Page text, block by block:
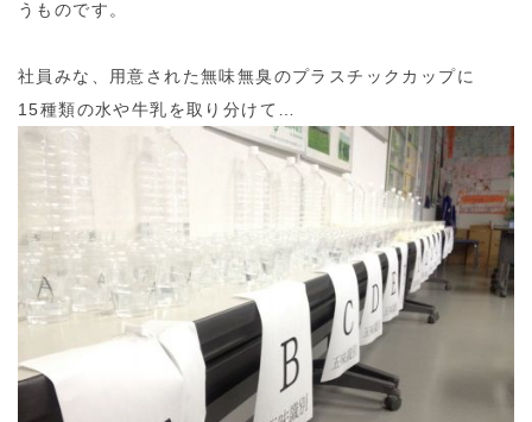
うものです。
社員みな、用意された無味無臭のプラスチックカップに
15種類の水や牛乳を取り分けて…